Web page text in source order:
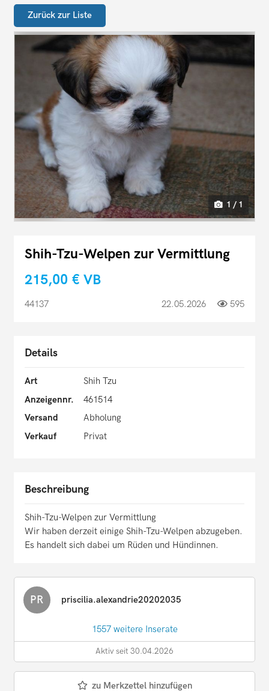
Zurück zur Liste
1 / 1
Shih-Tzu-Welpen zur Vermittlung
215,00 € VB
44137 22.05.2026 595
Details
Art
Shih Tzu
Anzeigennr.
461514
Versand
Abholung
Verkauf
Privat
Beschreibung
Shih-Tzu-Welpen zur Vermittlung
Wir haben derzeit einige Shih-Tzu-Welpen abzugeben.
Es handelt sich dabei um Rüden und Hündinnen.
PR priscilia.alexandrie20202035
1557 weitere Inserate
Aktiv seit 30.04.2026
zu Merkzettel hinzufügen